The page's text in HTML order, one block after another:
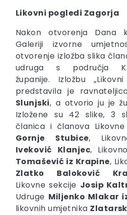
Likovni pogledi Zagorja
Nakon otvorenja Dana
Galeriji izvorne
otvorenje izložba slika
udruga s područja
županije. Izložbu
predstavila je
Slunjski, a otvorio ju je
Izložene su 42 slike, 3
članica i članova
Gornje Stubice,
Iveković Klanjec,
Tomašević iz Krapine,
Zlatko Baloković
Likovne sekcije Josip
Udruge Miljenko Mlakar
likovnih umjetnika